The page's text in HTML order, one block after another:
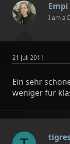
Empi
I am a
21 Juli 2011
Ein sehr
weniger für